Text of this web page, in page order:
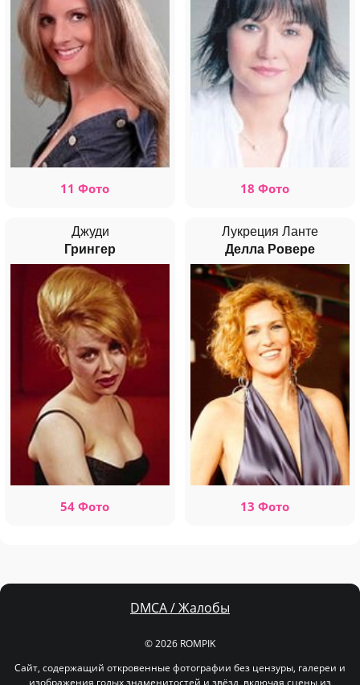
11 Фото 18 Фото
Джуди
Грингер
54 Фото
Лукреция Ланте
Делла Ровере
13 Фото
DMCA / Жалобы
© 2026 ROMPIK
Сайт, содержащий откровенные фотографии без цензуры, галереи и
изображения голых знаменитостей и звёзд, включая сцены из